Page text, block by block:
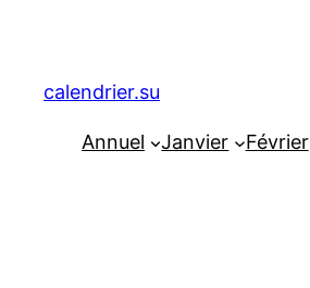
contenu
calendrier.su
Annuel Janvier Février